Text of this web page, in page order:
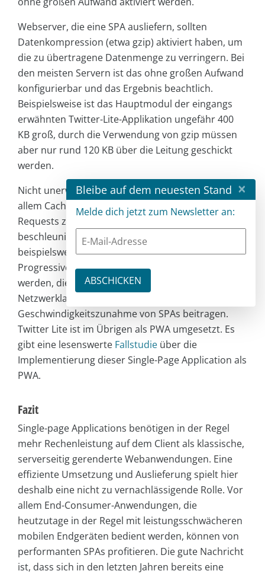
Webserver, die eine SPA ausliefern, sollten
Datenkompression (etwa gzip) aktiviert haben, um
die zu übertragene Datenmenge zu verringern. Bei
den meisten Servern ist das ohne großen Aufwand
konfigurierbar und das Ergebnis beachtlich.
Beispielsweise ist das Hauptmodul der eingangs
erwähnten Twitter-Lite-Applikation ungefähr 400
KB groß, durch die Verwendung von gzip müssen
aber nur rund 120 KB über die Leitung geschickt
werden.
Nicht unerwähnt darf außerdem bleiben, dass vor
allem Caching-Strategien dabei helfen können,
Requests zu vermeiden und so die Applikation zu
beschleunigen. Mit aktuellen Browsern können
beispielsweise mithilfe von Service Workern
Progressive Web Apps (PWA) implementiert
werden, die zu einer Reduzierung von
Netzwerklasten und damit zu einer deutlichen
Geschwindigkeitszunahme von SPAs beitragen.
Twitter Lite ist im Übrigen als PWA umgesetzt. Es
gibt eine lesenswerte Fallstudie über die
Implementierung dieser Single-Page Application als
PWA.
Fazit
Single-page Applications benötigen in der Regel
mehr Rechenleistung auf dem Client als klassische,
serverseitig gerenderte Webanwendungen. Eine
effiziente Umsetzung und Auslieferung spielt hier
deshalb eine nicht zu vernachlässigende Rolle. Vor
allem End-Consumer-Anwendungen, die
heutzutage in der Regel mit leistungsschwächeren
mobilen Endgeräten bedient werden, können von
performanten SPAs profitieren. Die gute Nachricht
ist, dass sich in den letzten Jahren bereits eine
Bleibe auf dem neuesten Stand ×
Melde dich jetzt zum Newsletter an: